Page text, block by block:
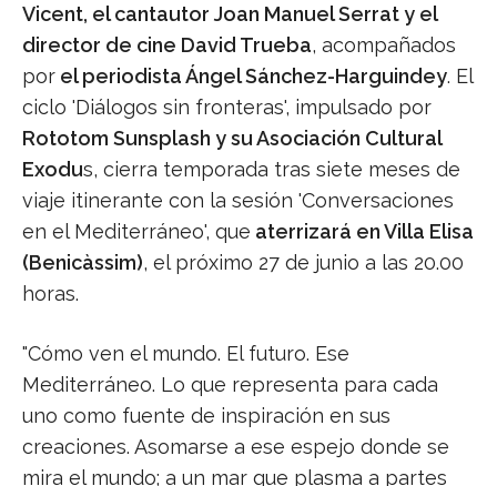
Vicent, el cantautor Joan Manuel Serrat y el
director de cine David Trueba, acompañados
por el periodista Ángel Sánchez-Harguindey. El
ciclo 'Diálogos sin fronteras', impulsado por
Rototom Sunsplash y su Asociación Cultural
Exodus, cierra temporada tras siete meses de
viaje itinerante con la sesión 'Conversaciones
en el Mediterráneo', que aterrizará en Villa Elisa
(Benicàssim), el próximo 27 de junio a las 20.00
horas.
"Cómo ven el mundo. El futuro. Ese
Mediterráneo. Lo que representa para cada
uno como fuente de inspiración en sus
creaciones. Asomarse a ese espejo donde se
mira el mundo; a un mar que plasma a partes